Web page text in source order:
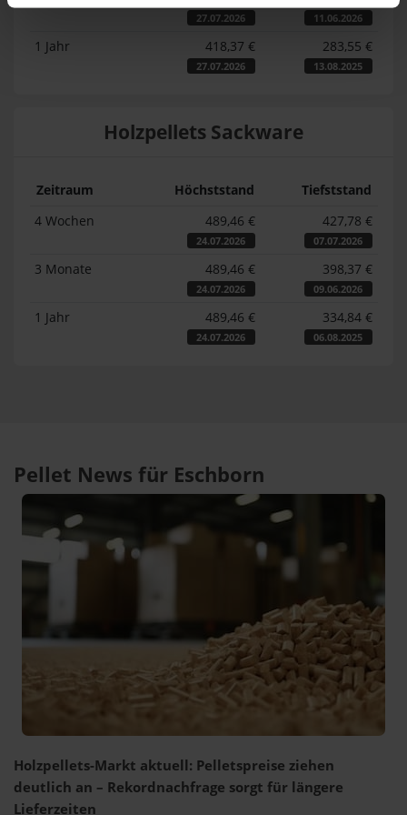
27.07.2026 11.06.2026
1 Jahr 418,37 €
27.07.2026
283,55 €
13.08.2025
Holzpellets Sackware
Zeitraum Höchststand
Tiefststand
4 Wochen
489,46 €
24.07.2026
427,78 €
07.07.2026
3 Monate 489,46 €
24.07.2026
398,37 €
09.06.2026
1 Jahr 489,46 €
24.07.2026
334,84 €
06.08.2025
Pellet News für Eschborn
Holzpellets-Markt aktuell: Pelletspreise ziehen
deutlich an – Rekordnachfrage sorgt für längere
Lieferzeiten